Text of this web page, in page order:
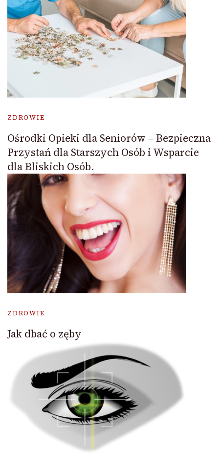
ZDROWIE
Ośrodki Opieki dla Seniorów – Bezpieczna
Przystań dla Starszych Osób i Wsparcie
dla Bliskich Osób.
ZDROWIE
Jak dbać o zęby